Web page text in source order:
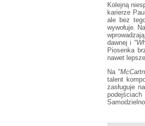
Kolejną
karierze
ale bez
wywołuje.
dawnej i
Piosenka
nawet
Na
talent
zasługuje